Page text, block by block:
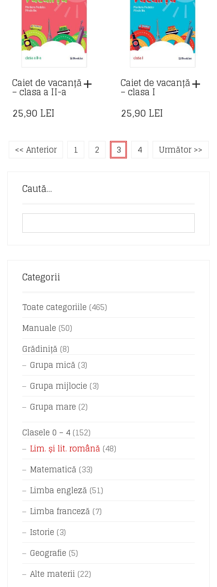
Caiet de vacanță
– clasa a II-a
25,90 LEI
Caiet de vacanță
– clasa I
25,90 LEI
<< Anterior 1 2 3 4 Următor >>
Caută…
Categorii
Toate categoriile (465)
Manuale (50)
Grădiniță (8)
Grupa mică (3)
Grupa mijlocie (3)
Grupa mare (2)
Clasele 0 – 4 (152)
Lim. și lit. română (48)
Matematică (33)
Limba engleză (51)
Limba franceză (7)
Istorie (3)
Geografie (5)
Alte materii (22)